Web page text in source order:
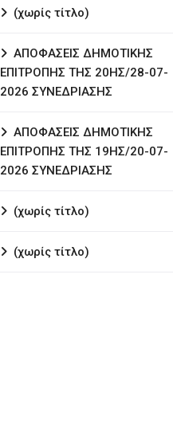
(χωρίς τίτλο)
ΑΠΟΦΑΣΕΙΣ ΔΗΜΟΤΙΚΗΣ
ΕΠΙΤΡΟΠΗΣ ΤΗΣ 20ΗΣ/28-07-
2026 ΣΥΝΕΔΡΙΑΣΗΣ
ΑΠΟΦΑΣΕΙΣ ΔΗΜΟΤΙΚΗΣ
ΕΠΙΤΡΟΠΗΣ ΤΗΣ 19ΗΣ/20-07-
2026 ΣΥΝΕΔΡΙΑΣΗΣ
(χωρίς τίτλο)
(χωρίς τίτλο)